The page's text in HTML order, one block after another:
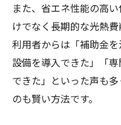
また、省エネ性能の高
けでなく長期的な光熱
利用者からは「補助金
設備を導入できた」「
できた」といった声も
のも賢い方法です。